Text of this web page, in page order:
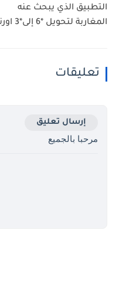
التطبيق الذي يبحث عنه
المغاربة لتحويل *6 إلى*3 اورنج
تعليقات
إرسال تعليق
مرحبا بالجميع